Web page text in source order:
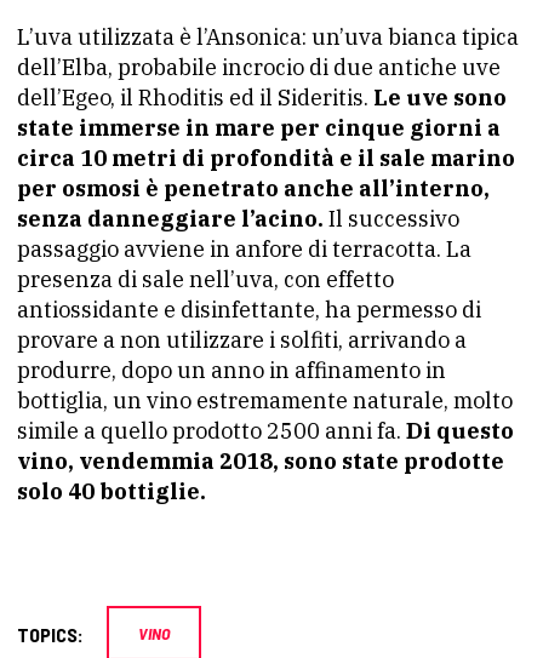
L’uva utilizzata è l’Ansonica: un’uva bianca tipica
dell’Elba, probabile incrocio di due antiche uve
dell’Egeo, il Rhoditis ed il Sideritis. Le uve sono
state immerse in mare per cinque giorni a
circa 10 metri di profondità e il sale marino
per osmosi è penetrato anche all’interno,
senza danneggiare l’acino. Il successivo
passaggio avviene in anfore di terracotta. La
presenza di sale nell’uva, con effetto
antiossidante e disinfettante, ha permesso di
provare a non utilizzare i solfiti, arrivando a
produrre, dopo un anno in affinamento in
bottiglia, un vino estremamente naturale, molto
simile a quello prodotto 2500 anni fa. Di questo
vino, vendemmia 2018, sono state prodotte
solo 40 bottiglie.
TOPICS: VINO